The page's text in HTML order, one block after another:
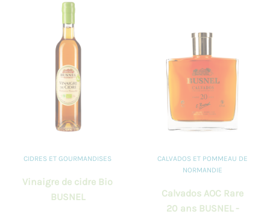
CIDRES ET GOURMANDISES
Vinaigre de cidre Bio
BUSNEL
CALVADOS ET POMMEAU DE
NORMANDIE
Calvados AOC Rare
20 ans BUSNEL -